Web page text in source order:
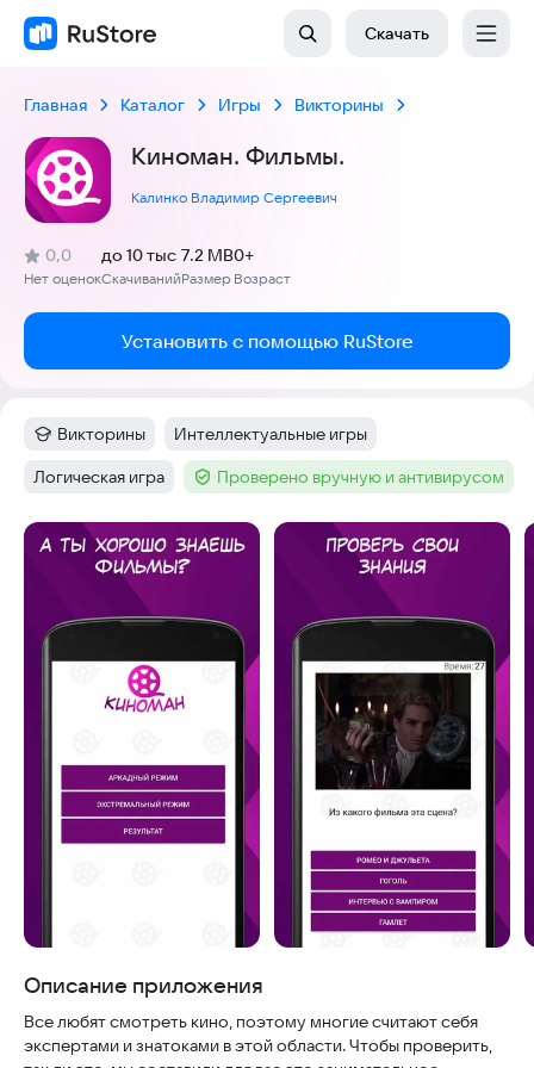
Скачать
Главная Каталог Игры Викторины
Киноман. Фильмы.
Калинко Владимир Сергеевич
Рейтинг:
0,0
(
Нет оценок
)
Скачиваний
до 10 тыс
Размер
7.2 MB
Возраст
0+
Установить с помощью RuStore
Категория:
Викторины Тег:
Интеллектуальные игры
Тег :
Логическая игра Тег :Проверено вручную и антивирусом
Скриншоты
Описание приложения
Все любят смотреть кино, поэтому многие считают себя
экспертами и знатоками в этой области. Чтобы проверить,